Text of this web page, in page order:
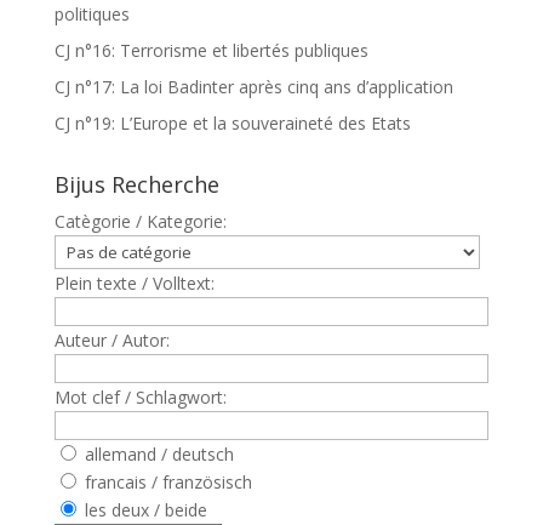
politiques
CJ n°16: Terrorisme et libertés publiques
CJ n°17: La loi Badinter après cinq ans d’application
CJ n°19: L’Europe et la souveraineté des Etats
Bijus Recherche
Catègorie / Kategorie:
Plein texte / Volltext:
Auteur / Autor:
Mot clef / Schlagwort:
allemand / deutsch
francais / französisch
les deux / beide